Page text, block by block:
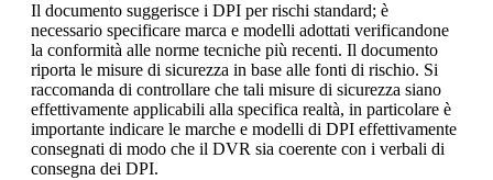
Il documento suggerisce i DPI per rischi standard; è
necessario specificare marca e modelli adottati verificandone
la conformità alle norme tecniche più recenti. Il documento
riporta le misure di sicurezza in base alle fonti di rischio. Si
raccomanda di controllare che tali misure di sicurezza siano
effettivamente applicabili alla specifica realtà, in particolare è
importante indicare le marche e modelli di DPI effettivamente
consegnati di modo che il DVR sia coerente con i verbali di
consegna dei DPI.